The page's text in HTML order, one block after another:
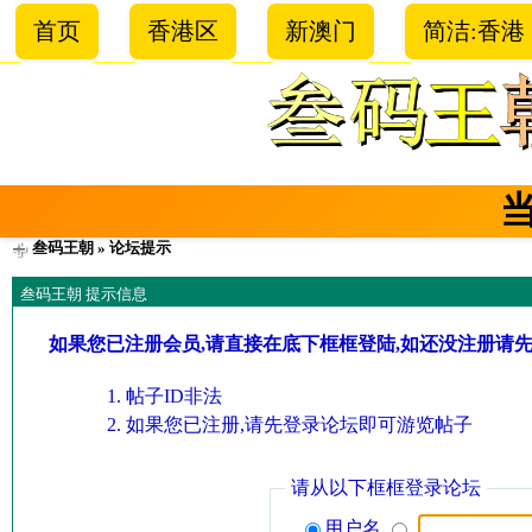
首页 香港区 新澳门 简洁:香港
叁码王朝 » 论坛提示
叁码王朝 提示信息
如果您已注册会员,请直接在底下框框登陆,如还没注册请
帖子ID非法
如果您已注册,请先登录论坛即可游览帖子
请从以下框框登录论坛
用户名